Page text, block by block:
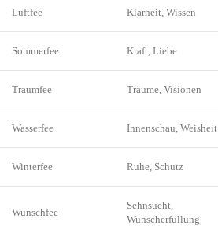
Luftfee Klarheit, Wissen
Sommerfee Kraft, Liebe
Traumfee Träume, Visionen
Wasserfee Innenschau, Weisheit
Winterfee Ruhe, Schutz
Wunschfee
Sehnsucht,
Wunscherfüllung